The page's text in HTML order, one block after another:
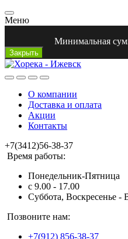
Меню
Минимальная
Закрыть
О компании
Доставка и оплата
Акции
Контакты
+7(3412)56-38-37
Время работы:
Понедельник-Пятница
с 9.00 - 17.00
Суббота, Воскресенье -
Позвоните нам:
+7(912) 856-38-37